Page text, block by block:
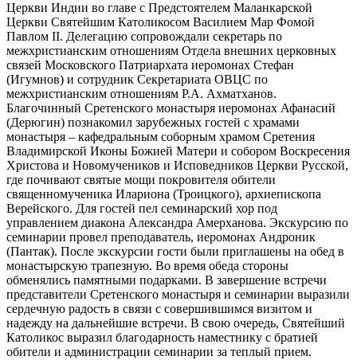
Церкви Индии во главе с Предстоятелем Маланкарской
Церкви Святейшим Католикосом Василием Мар Фомой
Павлом II. Делегацию сопровождали секретарь по
межхристианским отношениям Отдела внешних церковных
связей Московского Патриархата иеромонах Стефан
(Игумнов) и сотрудник Секретариата ОВЦС по
межхристианским отношениям Р.А. Ахматханов.
Благочинный Сретенского монастыря иеромонах Афанасий
(Дерюгин) познакомил зарубежных гостей с храмами
монастыря – кафедральным соборным храмом Сретения
Владимирской Иконы Божией Матери и собором Воскресения
Христова и Новомучеников и Исповедников Церкви Русской,
где почивают святые мощи покровителя обители
священномученика Илариона (Троицкого), архиепископа
Верейского. Для гостей пел семинарский хор под
управлением диакона Александра Амерханова. Экскурсию по
семинарии провел преподаватель, иеромонах Андроник
(Пантак). После экскурсии гости были приглашены на обед в
монастырскую трапезную. Во время обеда стороны
обменялись памятными подарками. В завершение встречи
представители Сретенского монастыря и семинарии выразили
сердечную радость в связи с совершившимся визитом и
надежду на дальнейшие встречи. В свою очередь, Святейший
Католикос выразил благодарность наместнику с братией
обители и администрации семинарии за теплый прием.